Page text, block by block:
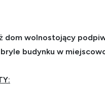
dom wolnostojący
budynku w